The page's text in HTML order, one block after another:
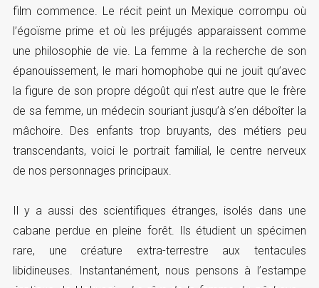
film commence. Le récit peint un Mexique corrompu où
l’égoïsme prime et où les préjugés apparaissent comme
une philosophie de vie. La femme à la recherche de son
épanouissement, le mari homophobe qui ne jouit qu’avec
la figure de son propre dégoût qui n’est autre que le frère
de sa femme, un médecin souriant jusqu’à s’en déboîter la
mâchoire. Des enfants trop bruyants, des métiers peu
transcendants, voici le portrait familial, le centre nerveux
de nos personnages principaux.
Il y a aussi des scientifiques étranges, isolés dans une
cabane perdue en pleine forêt. Ils étudient un spécimen
rare, une créature extra-terrestre aux tentacules
libidineuses. Instantanément, nous pensons à l’estampe